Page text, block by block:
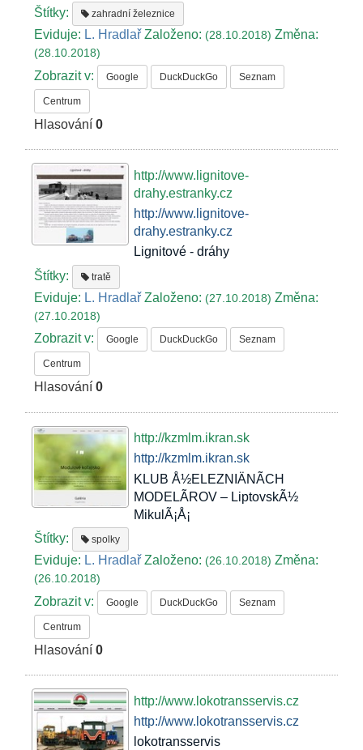
Štítky: zahradní železnice
Eviduje: L. Hradlař Založeno:(28.10.2018)Změna:
(28.10.2018)
Zobrazit v: Google DuckDuckGo Seznam
Centrum
Hlasování0
http://www.lignitove-
drahy.estranky.cz
http://www.lignitove-
drahy.estranky.cz
Lignitové - dráhy
Štítky:
tratě
Eviduje: L. Hradlař Založeno:(27.10.2018)Změna:
(27.10.2018)
Zobrazit v: Google DuckDuckGo Seznam
Centrum
Hlasování0
http://kzmlm.ikran.sk
http://kzmlm.ikran.sk
KLUB Å½ELEZNIÄNÃCH
MODELÃROV – LiptovskÃ½
MikulÃ¡Å¡
Štítky:
spolky
Eviduje: L. Hradlař Založeno:(26.10.2018)Změna:
(26.10.2018)
Zobrazit v: Google DuckDuckGo Seznam
Centrum
Hlasování0
http://www.lokotransservis.cz
http://www.lokotransservis.cz
lokotransservis